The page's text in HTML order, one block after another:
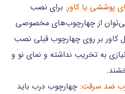
پوششی یا کاور: برای نصب
از چهارچوب‌های مخصوصی
کاور بر روی چهارچوب قبلی نصب
به تخریب نداشته و نمای نو و
ضد سرقت: چهارچوب درب باید